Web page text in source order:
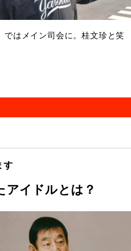
はメイン司会に。桂文珍と笑
す
アイドルとは？